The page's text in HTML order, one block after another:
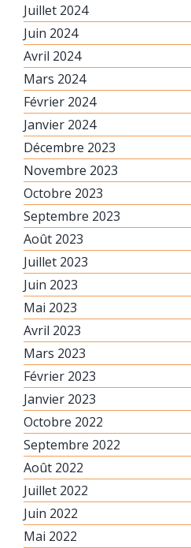
Juillet 2024
Juin 2024
Avril 2024
Mars 2024
Février 2024
Janvier 2024
Décembre 2023
Novembre 2023
Octobre 2023
Septembre 2023
Août 2023
Juillet 2023
Juin 2023
Mai 2023
Avril 2023
Mars 2023
Février 2023
Janvier 2023
Octobre 2022
Septembre 2022
Août 2022
Juillet 2022
Juin 2022
Mai 2022